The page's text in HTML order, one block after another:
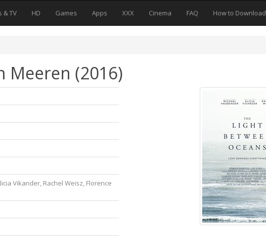
& TV HD Games Apps XXX Cinema FAQ How to Download
Meeren (2016)
Vikander, Rachel Weisz, Florence